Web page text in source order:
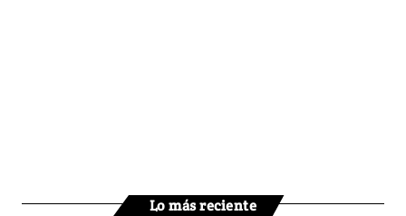
Lo más reciente